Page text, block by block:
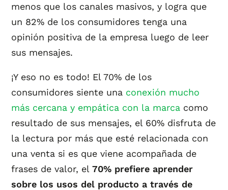
menos que los canales masivos, y logra que
un 82% de los consumidores tenga una
opinión positiva de la empresa luego de leer
sus mensajes.
¡Y eso no es todo! El 70% de los
consumidores siente una conexión mucho
más cercana y empática con la marca como
resultado de sus mensajes, el 60% disfruta de
la lectura por más que esté relacionada con
una venta si es que viene acompañada de
frases de valor, el70% prefiere aprender
sobre los usos del producto a través de